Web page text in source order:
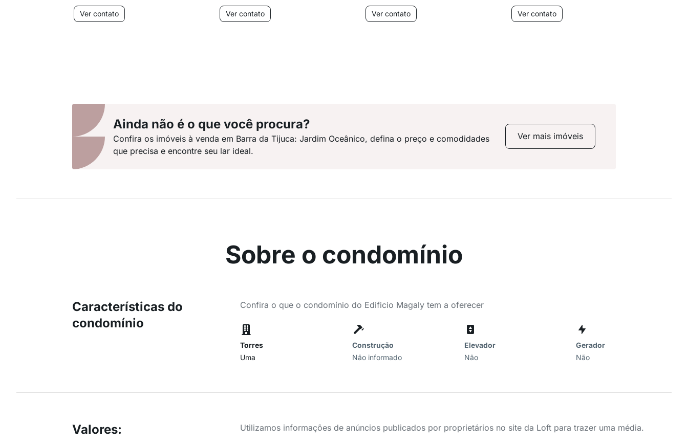
Ver contato Ver contato Ver contato Ver contato
Ainda não é o que você procura?
Confira os imóveis à venda em Barra da Tijuca: Jardim Oceânico, defina o preço e comodidades
que precisa e encontre seu lar ideal.
Ver mais imóveis
Sobre o condomínio
Características do
condomínio
Confira o que o condomínio do Edificio Magaly tem a oferecer
Torres
Uma
Construção
Não informado
Elevador
Não
Gerador
Não
Valores: Utilizamos informações de anúncios publicados por proprietários no site da Loft para trazer uma média.